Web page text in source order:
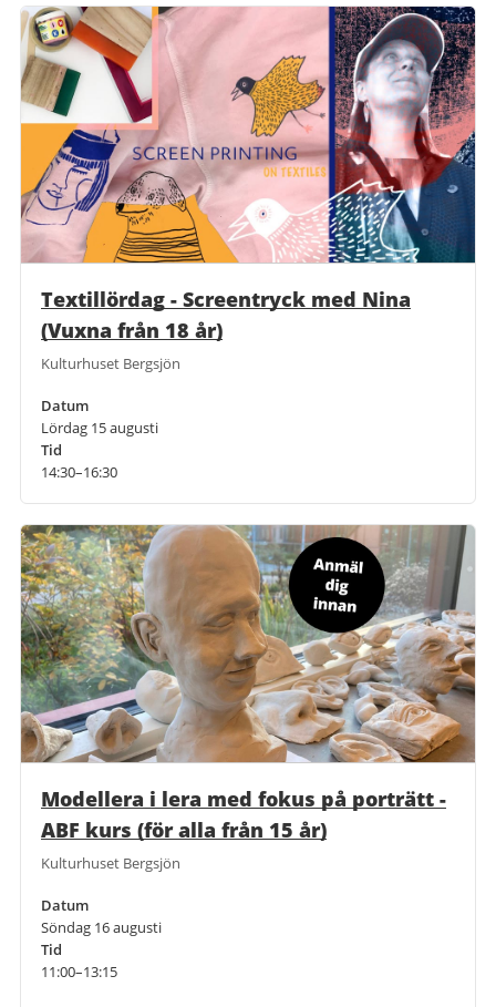
Textillördag - Screentryck med Nina
(Vuxna från 18 år)
Kulturhuset Bergsjön
Datum
Lördag 15 augusti
Tid
14:30–16:30
Modellera i lera med fokus på porträtt -
ABF kurs (för alla från 15 år)
Kulturhuset Bergsjön
Datum
Söndag 16 augusti
Tid
11:00–13:15